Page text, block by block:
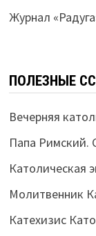
Журнал
ПОЛЕЗНЫЕ
Вечерняя
Папа Римский.
Католическая
Молитвенник
Катехизис